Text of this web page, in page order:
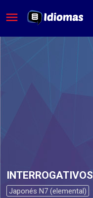
INTERROGATIVOS
Japonés N7 (elemental)